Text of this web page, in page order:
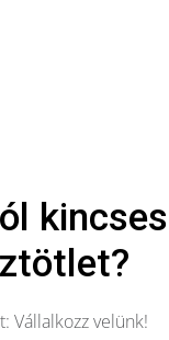
Vállalkozz velünk!